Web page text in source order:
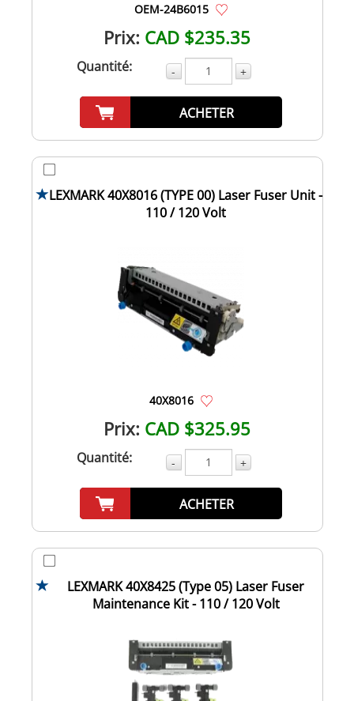
OEM-24B6015
Prix: CAD $235.35
Quantité: - +
ACHETER
LEXMARK 40X8016 (TYPE 00) Laser Fuser Unit -
110 / 120 Volt
40X8016
Prix: CAD $325.95
Quantité: - +
ACHETER
LEXMARK 40X8425 (Type 05) Laser Fuser
Maintenance Kit - 110 / 120 Volt